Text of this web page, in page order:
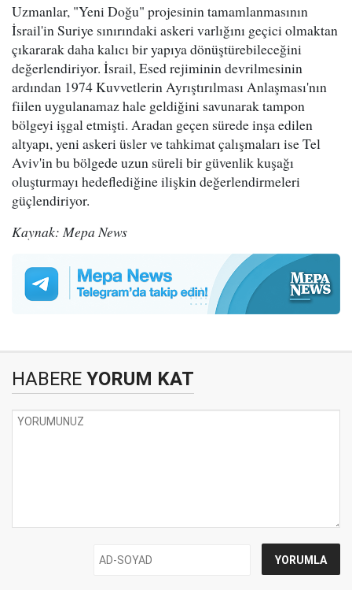
Uzmanlar, "Yeni Doğu" projesinin tamamlanmasının
İsrail'in Suriye sınırındaki askeri varlığını geçici olmaktan
çıkararak daha kalıcı bir yapıya dönüştürebileceğini
değerlendiriyor. İsrail, Esed rejiminin devrilmesinin
ardından 1974 Kuvvetlerin Ayrıştırılması Anlaşması'nın
fiilen uygulanamaz hale geldiğini savunarak tampon
bölgeyi işgal etmişti. Aradan geçen sürede inşa edilen
altyapı, yeni askeri üsler ve tahkimat çalışmaları ise Tel
Aviv'in bu bölgede uzun süreli bir güvenlik kuşağı
oluşturmayı hedeflediğine ilişkin değerlendirmeleri
güçlendiriyor.
Kaynak: Mepa News
HABERE YORUM KAT